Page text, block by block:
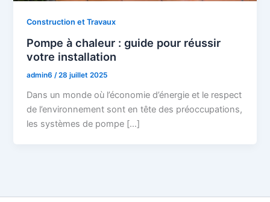
Construction et Travaux
Pompe à chaleur : guide pour réussir
votre installation
admin6/28 juillet 2025
Dans un monde où l’économie d’énergie et le respect
de l’environnement sont en tête des préoccupations,
les systèmes de pompe […]